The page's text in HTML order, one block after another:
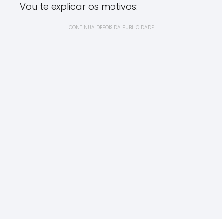
Vou te explicar os motivos:
CONTINUA DEPOIS DA PUBLICIDADE